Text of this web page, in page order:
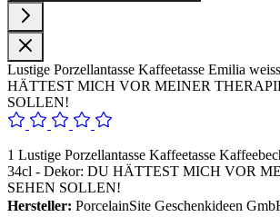
Lustige Porzellantasse Kaffeetasse Emilia
HÄTTEST MICH VOR MEINER
SOLLEN!
1 Lustige Porzellantasse Kaffeetasse
34cl - Dekor: DU HÄTTEST MICH VOR
SEHEN SOLLEN!
Hersteller: PorcelainSite Geschenkideen